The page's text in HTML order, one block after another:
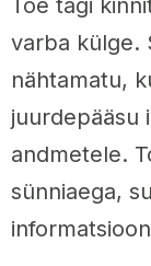
varba külge.
nähtamatu,
juurdepääsu
andmetele.
sünniaega,